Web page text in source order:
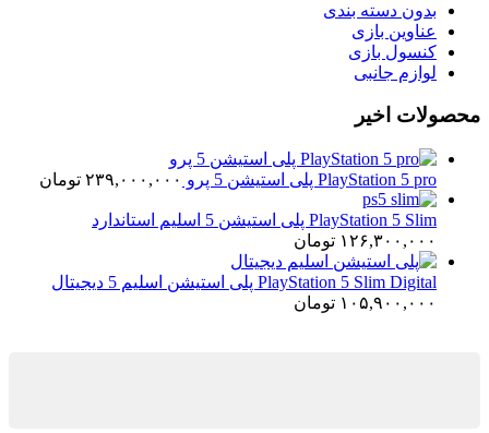
بدون دسته بندی
عناوین بازی
کنسول بازی
لوازم جانبی
محصولات اخیر
PlayStation 5 pro پلی استیشن 5 پرو ۲۳۹,۰۰۰,۰۰۰ تومان
PlayStation 5 Slim پلی استیشن 5 اسلیم استاندارد
۱۲۶,۳۰۰,۰۰۰ تومان
PlayStation 5 Slim Digital پلی استیشن اسلیم 5 دیجیتال
۱۰۵,۹۰۰,۰۰۰ تومان